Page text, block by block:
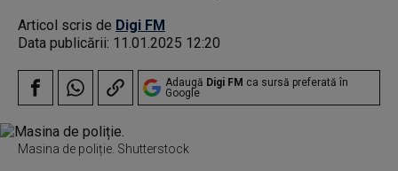
Articol scris de Digi FM
Data publicării: 11.01.2025 12:20
Adaugă Digi FM ca sursă preferată în
Google
Masina de poliție. Shutterstock